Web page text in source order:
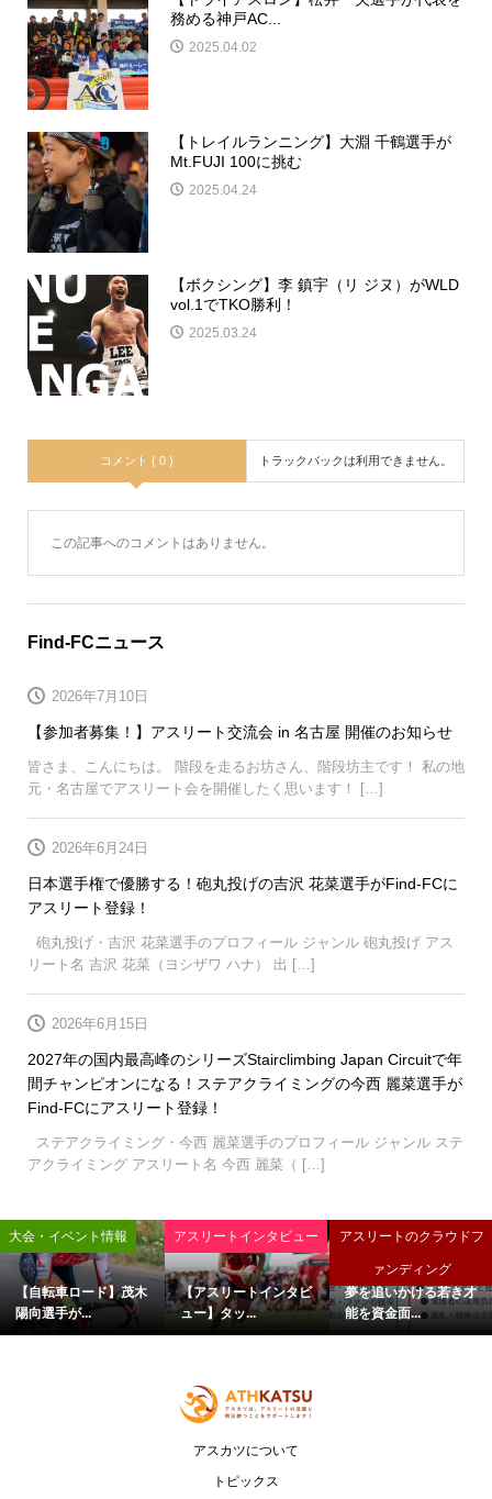
務める神戸AC...
2025.04.02
【トレイルランニング】大淵 千鶴選手が
Mt.FUJI 100に挑む
2025.04.24
【ボクシング】李 鎮宇（リ ジヌ）がWLD
vol.1でTKO勝利！
2025.03.24
コメント ( 0 ) トラックバックは利用できません。
この記事へのコメントはありません。
Find-FCニュース
【参加者募集！】アスリート交流会 in 名古屋 開催のお知らせ
2026年7月10日
皆さま、こんにちは。 階段を走るお坊さん、階段坊主です！ 私の地
元・名古屋でアスリート会を開催したく思います！ […]
日本選手権で優勝する！砲丸投げの吉沢 花菜選手がFind-FCに
アスリート登録！
2026年6月24日
砲丸投げ・吉沢 花菜選手のプロフィール ジャンル 砲丸投げ アス
リート名 吉沢 花菜（ヨシザワ ハナ） 出 […]
2027年の国内最高峰のシリーズStairclimbing Japan Circuitで年
間チャンピオンになる！ステアクライミングの今西 麗菜選手が
Find-FCにアスリート登録！
2026年6月15日
ステアクライミング・今西 麗菜選手のプロフィール ジャンル ステ
アクライミング アスリート名 今西 麗菜（ […]
大会・イベント情報
【自転車ロード】茂木
陽向選手が...
アスリートインタビュー
【アスリートインタビ
ュー】タッ...
アスリートのクラウドフ
ァンディング
夢を追いかける若き才
能を資金面...
アスカツについて
トピックス